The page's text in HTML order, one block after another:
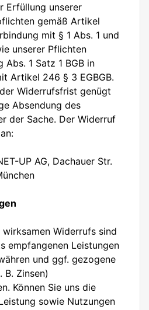
Erfüllung unserer
gemäß Artikel
mit § 1 Abs. 1 und
unserer Pflichten
Abs. 1 Satz 1 BGB in
Artikel 246 § 3 EGBGB.
Widerrufsfrist genügt
Absendung des
der Sache. Der Widerruf
UP AG, Dachauer Str.
wirksamen Widerrufs sind
empfangenen Leistungen
und ggf. gezogene
B. Zinsen)
Können Sie uns die
sowie Nutzungen